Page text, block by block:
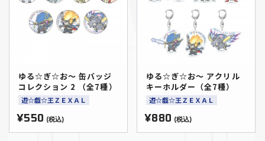
ゆる☆ぎ☆お～ 缶バッジ
コレクション 2 （全7種）
遊☆戯☆王ＺＥＸＡＬ
¥550 (税込)
ゆる☆ぎ☆お～ アクリル
キーホルダー（全7種）
遊☆戯☆王ＺＥＸＡＬ
¥880 (税込)